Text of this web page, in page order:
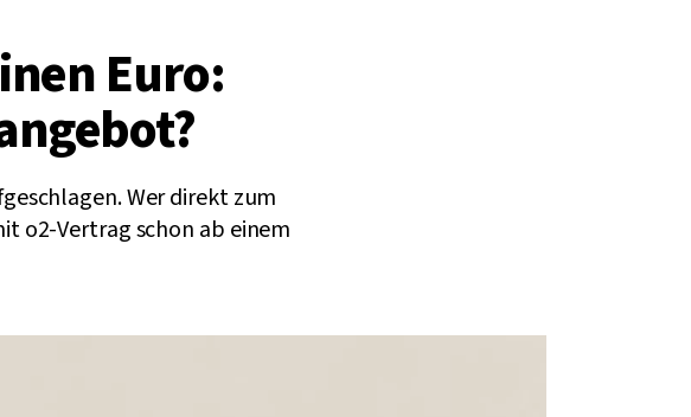
Euro:
Wer direkt zum
o2-Vertrag schon ab einem